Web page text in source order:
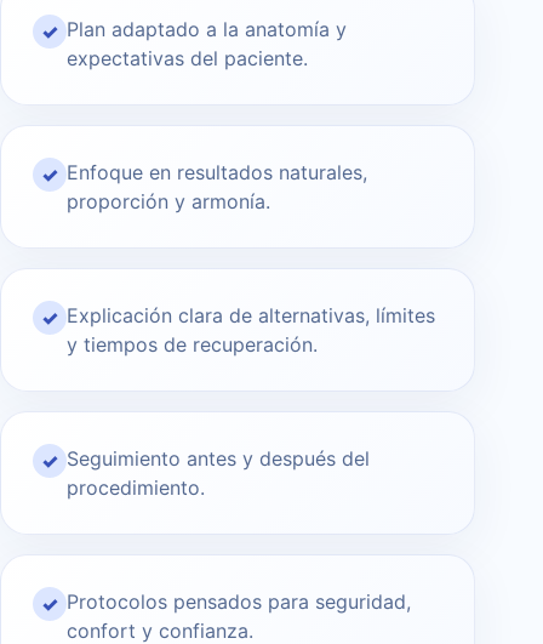
✓ Plan adaptado a la anatomía y
expectativas del paciente.
✓ Enfoque en resultados naturales,
proporción y armonía.
✓ Explicación clara de alternativas, límites
y tiempos de recuperación.
✓ Seguimiento antes y después del
procedimiento.
✓ Protocolos pensados para seguridad,
confort y confianza.